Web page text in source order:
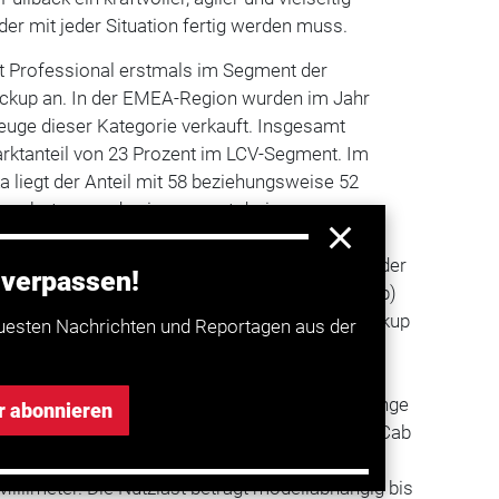
Nachrichten und Reportagen aus der
abonnieren
mit jeder Situation fertig werden muss.
Professional erstmals im Segment der
an. In der EMEA-Region wurden im Jahr
dieser Kategorie verkauft. Insgesamt
von 23 Prozent im LCV-Segment. Im
liegt der Anteil mit 58 beziehungsweise 52
werden insgesamt drei
vier Karosserieversionen. Außer mit
die Mitsubishi nicht nach
liefert, der
Stauraum hinter den Sitzen (Extended Cab)
zwei Sitzreihen (Double Cab) ist der neue Pickup
auch als Fahrgestell erhältlich. Alle
1.780 Millimeter hoch und 1.815 Millimeter
3.000 Millimetern. Gesamtlänge sowie Länge
von der Kabine. Die Maße sind mit Single Cab
Extended Cab 5.275/1.850 Millimeter und mit
Die Nutzlast beträgt modellabhängig bis